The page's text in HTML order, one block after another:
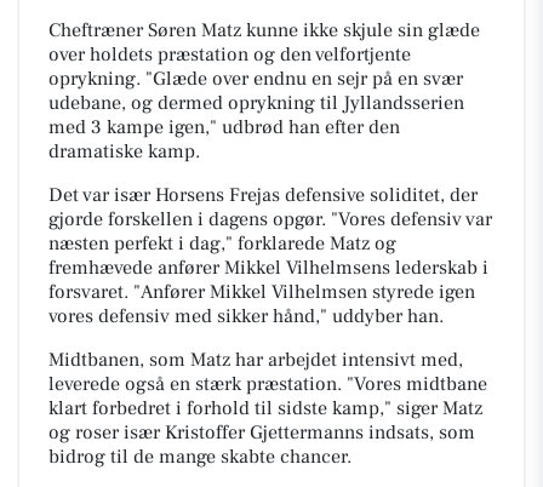
Cheftræner Søren Matz kunne ikke skjule sin glæde
over holdets præstation og den velfortjente
oprykning. "Glæde over endnu en sejr på en svær
udebane, og dermed oprykning til Jyllandsserien
med 3 kampe igen," udbrød han efter den
dramatiske kamp.
Det var især Horsens Frejas defensive soliditet, der
gjorde forskellen i dagens opgør. "Vores defensiv var
næsten perfekt i dag," forklarede Matz og
fremhævede anfører Mikkel Vilhelmsens lederskab i
forsvaret. "Anfører Mikkel Vilhelmsen styrede igen
vores defensiv med sikker hånd," uddyber han.
Midtbanen, som Matz har arbejdet intensivt med,
leverede også en stærk præstation. "Vores midtbane
klart forbedret i forhold til sidste kamp," siger Matz
og roser især Kristoffer Gjettermanns indsats, som
bidrog til de mange skabte chancer.